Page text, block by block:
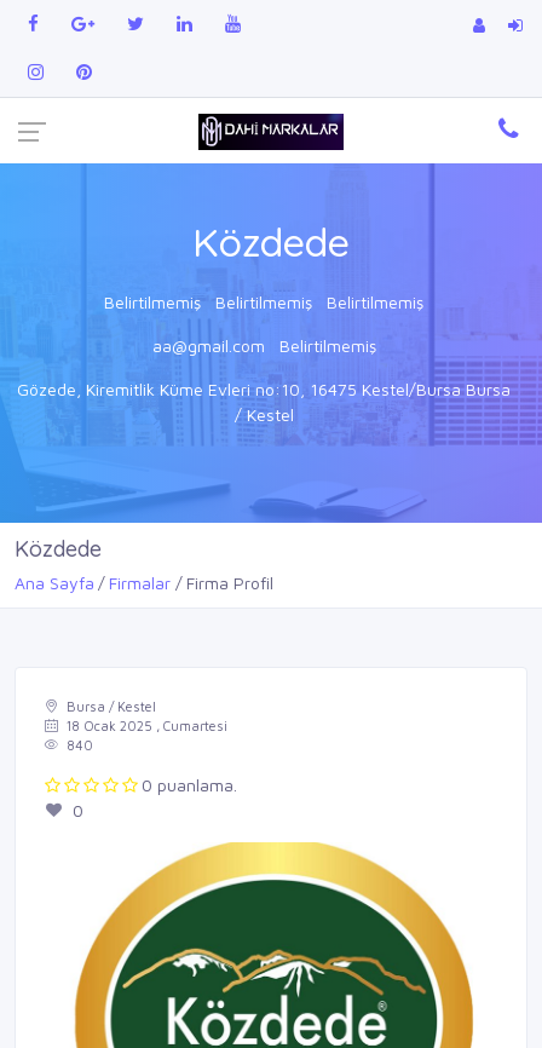
Közdede
Belirtilmemiş Belirtilmemiş Belirtilmemiş
aa@gmail.com Belirtilmemiş
Gözede, Kiremitlik Küme Evleri no:10, 16475 Kestel/Bursa Bursa
/ Kestel
Közdede
Ana Sayfa Firmalar Firma Profil
Bursa / Kestel
18 Ocak 2025 , Cumartesi
840
0 puanlama.
0